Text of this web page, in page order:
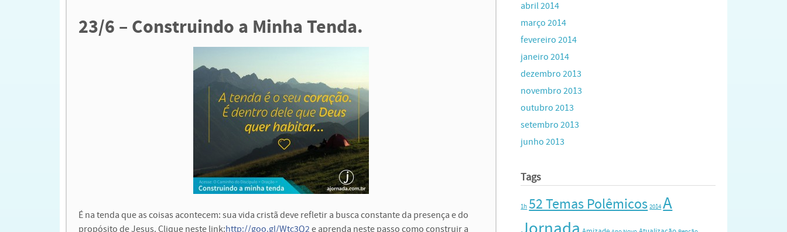
23/6 – Construindo a Minha Tenda.
É na tenda que as coisas acontecem: sua vida cristã deve refletir a busca constante da presença e do
propósito de Jesus. Clique neste link:http://goo.gl/Wtc3Q2e aprenda neste passo como construir a
abril 2014
março 2014
fevereiro 2014
janeiro 2014
dezembro 2013
novembro 2013
outubro 2013
setembro 2013
junho 2013
Tags
1h 52 Temas Polêmicos 2014 A